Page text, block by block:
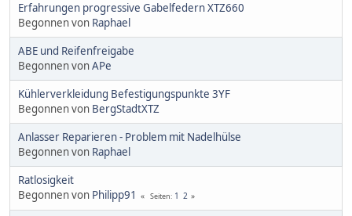
Erfahrungen progressive Gabelfedern XTZ660
Begonnen von Raphael
ABE und Reifenfreigabe
Begonnen vonAPe
Kühlerverkleidung Befestigungspunkte 3YF
Begonnen von BergStadtXTZ
Anlasser Reparieren - Problem mit Nadelhülse
Begonnen von Raphael
Ratlosigkeit
Begonnen von Philipp91 Seiten 1 2